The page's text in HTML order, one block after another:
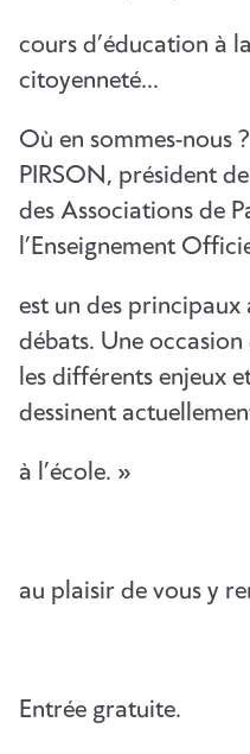
cours d’éducation à
citoyenneté…
Où en sommes-nous
PIRSON, président
des Associations de
l’Enseignement
est un des principaux
débats. Une
les différents enjeux
dessinent
à l’école. »
au plaisir de vous y
Entrée gratuite.